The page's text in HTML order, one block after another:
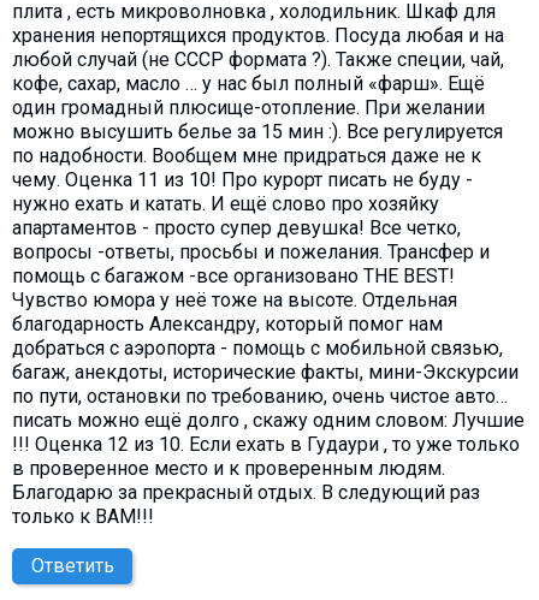
плита , есть микроволновка , холодильник. Шкаф для
хранения непортящихся продуктов. Посуда любая и на
любой случай (не СССР формата ?). Также специи, чай,
кофе, сахар, масло … у нас был полный «фарш». Ещё
один громадный плюсище-отопление. При желании
можно высушить белье за 15 мин :). Все регулируется
по надобности. Вообщем мне придраться даже не к
чему. Оценка 11 из 10! Про курорт писать не буду -
нужно ехать и катать. И ещё слово про хозяйку
апартаментов - просто супер девушка! Все четко,
вопросы -ответы, просьбы и пожелания. Трансфер и
помощь с багажом -все организовано THE BEST!
Чувство юмора у неё тоже на высоте. Отдельная
благодарность Александру, который помог нам
добраться с аэропорта - помощь с мобильной связью,
багаж, анекдоты, исторические факты, мини-Экскурсии
по пути, остановки по требованию, очень чистое авто…
писать можно ещё долго , скажу одним словом: Лучшие
!!! Оценка 12 из 10. Если ехать в Гудаури , то уже только
в проверенное место и к проверенным людям.
Благодарю за прекрасный отдых. В следующий раз
только к ВАМ!!!
Ответить